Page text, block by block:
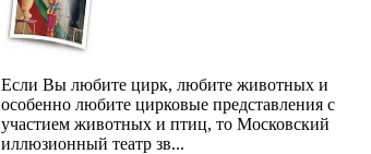
Если Вы любите цирк, любите животных и
особенно любите цирковые представления с
участием животных и птиц, то Московский
иллюзионный театр зв...